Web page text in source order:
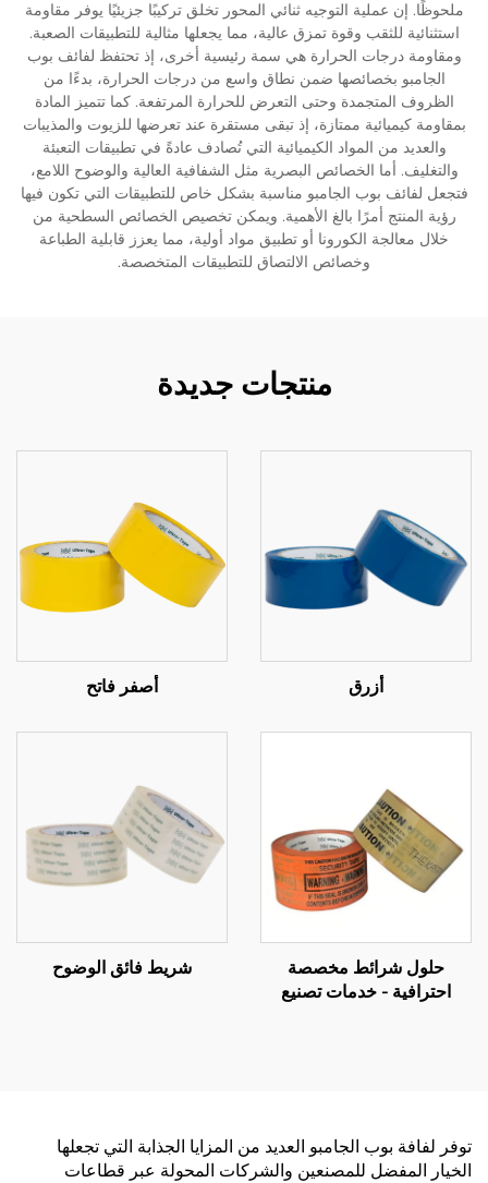
ملحوظًا. إن عملية التوجيه ثنائي المحور تخلق تركيبًا جزيئيًا يوفر مقاومة
استثنائية للثقب وقوة تمزق عالية، مما يجعلها مثالية للتطبيقات الصعبة.
ومقاومة درجات الحرارة هي سمة رئيسية أخرى، إذ تحتفظ لفائف بوب
الجامبو بخصائصها ضمن نطاق واسع من درجات الحرارة، بدءًا من
الظروف المتجمدة وحتى التعرض للحرارة المرتفعة. كما تتميز المادة
بمقاومة كيميائية ممتازة، إذ تبقى مستقرة عند تعرضها للزيوت والمذيبات
والعديد من المواد الكيميائية التي تُصادف عادةً في تطبيقات التعبئة
والتغليف. أما الخصائص البصرية مثل الشفافية العالية والوضوح اللامع،
فتجعل لفائف بوب الجامبو مناسبة بشكل خاص للتطبيقات التي تكون فيها
رؤية المنتج أمرًا بالغ الأهمية. ويمكن تخصيص الخصائص السطحية من
خلال معالجة الكورونا أو تطبيق مواد أولية، مما يعزز قابلية الطباعة
وخصائص الالتصاق للتطبيقات المتخصصة.
منتجات جديدة
أزرق أصفر فاتح
حلول شرائط مخصصة
احترافية - خدمات تصنيع
شريط فائق الوضوح
توفر لفافة بوب الجامبو العديد من المزايا الجذابة التي تجعلها
الخيار المفضل للمصنعين والشركات المحولة عبر قطاعات